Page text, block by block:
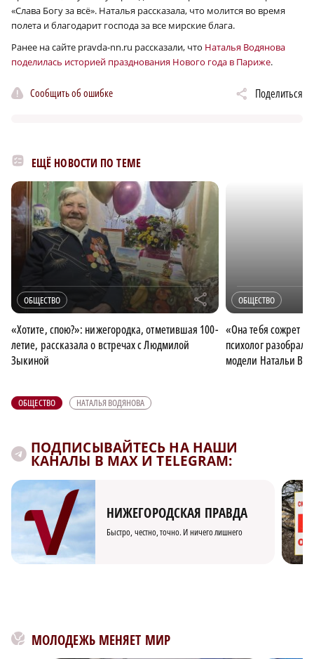
«Слава Богу за всё». Наталья рассказала, что молится во время
полета и благодарит господа за все мирские блага.
Ранее на сайте pravda-nn.ru рассказали, что Наталья Водянова
поделилась историей празднования Нового года в Париже.
Сообщить об ошибке Поделиться
ЕЩЁ НОВОСТИ ПО ТЕМЕ
ОБЩЕСТВО r
«Хотите, спою?»: нижегородка, отметившая 100-
летие, рассказала о встречах с Людмилой
Зыкиной
ОБЩЕСТВО
«Она тебя сожрет и
психолог
модели Натальи
ОБЩЕСТВО НАТАЛЬЯ ВОДЯНОВА
ПОДПИСЫВАЙТЕСЬ НА НАШИ
КАНАЛЫ В MAX И TELEGRAM:
НИЖЕГОРОДСКАЯ ПРАВДА
Быстро, честно, точно. И ничего лишнего
МОЛОДЕЖЬ МЕНЯЕТ МИР